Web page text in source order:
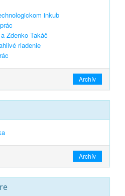
inkub
Zdenko Takáč
riadenie
Archív
Archív